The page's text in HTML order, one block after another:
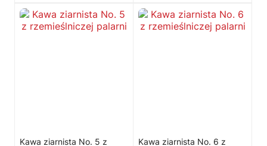
Kawa ziarnista No. 5 z
Kawa ziarnista No. 6 z